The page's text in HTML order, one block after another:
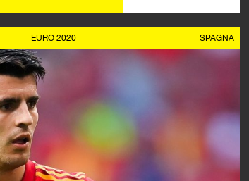
EURO 2020 SPAGNA